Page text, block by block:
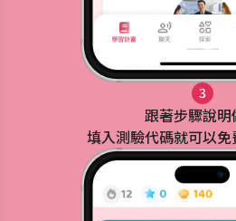
3
跟著步驟說明
填入測驗代碼就可以免